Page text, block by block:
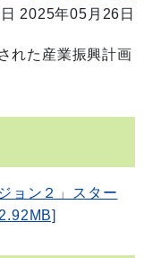
2025年05月26日
れた産業振興計画
ョン２」スター